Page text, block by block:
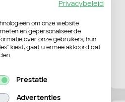
Privacybeleid
om onze website
en gepersonaliseerde
over onze gebruikers, hun
kiest, gaat u ermee akkoord dat
Prestatie
Advertenties